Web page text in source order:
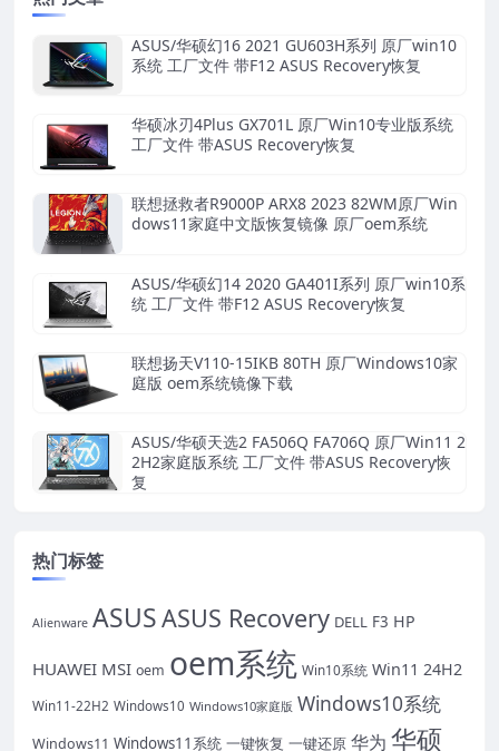
ASUS/华硕幻16 2021 GU603H系列 原厂win10
系统 工厂文件 带F12 ASUS Recovery恢复
华硕冰刃4Plus GX701L 原厂Win10专业版系统
工厂文件 带ASUS Recovery恢复
联想拯救者R9000P ARX8 2023 82WM原厂Win
dows11家庭中文版恢复镜像 原厂oem系统
ASUS/华硕幻14 2020 GA401I系列 原厂win10系
统 工厂文件 带F12 ASUS Recovery恢复
联想扬天V110-15IKB 80TH 原厂Windows10家
庭版 oem系统镜像下载
ASUS/华硕天选2 FA506Q FA706Q 原厂Win11 2
2H2家庭版系统 工厂文件 带ASUS Recovery恢
复
热门标签
Alienware ASUSASUS Recovery DELL F3 HP
HUAWEI MSI oem oem系统 Win10系统 Win11 24H2
Win11-22H2 Windows10 Windows10家庭版 Windows10系统
Windows11 Windows11系统 一键恢复 一键还原 华为 华硕